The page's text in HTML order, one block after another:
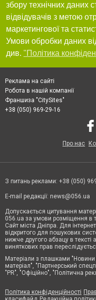
збору технічних даних
відвідувачів з метою
маркетингової та
Умови обробки даних
див. "Політика
Реклама на сайті
Робота в нашій компанії
Франшиза "CitySites"
+38 (050) 969-29-16
Про нас
З питань реклами: +38 (050)
E-mail редакції: news@056.ua
Допускається цитування
056.ua за умови розміщення в
Сайт міста Дніпра. Для
відкритого для пошукових
нижче другого абзацу в
виняткових прав
Матеріали з плашками
матеріал", "Партнерський
"PR", "Офіційно", "Політична
Політика конфіденційності